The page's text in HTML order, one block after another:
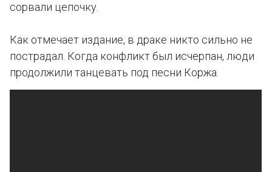
сорвали цепочку.
Как отмечает издание, в драке никто сильно не
пострадал. Когда конфликт был исчерпан, люди
продолжили танцевать под песни Коржа.